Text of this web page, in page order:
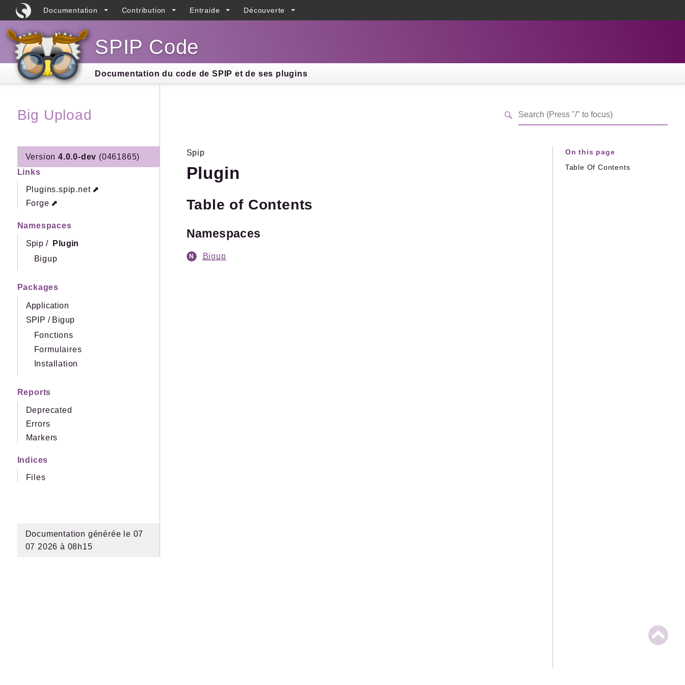
Documentation Contribution Entraide Découverte
SPIP Code
Documentation du code de SPIP et de ses plugins
Big Upload
Version 4.0.0-dev (0461865)
Links
Plugins.spip.net
Forge
Namespaces
Spip /
Plugin
Bigup
Packages
Application
SPIP / Bigup
Fonctions
Formulaires
Installation
Reports
Deprecated
Errors
Markers
Indices
Files
Documentation générée le 07
07 2026 à 08h15
Spip
Plugin
Table of Contents
Namespaces
Bigup
On this page
Table Of Contents
Search results